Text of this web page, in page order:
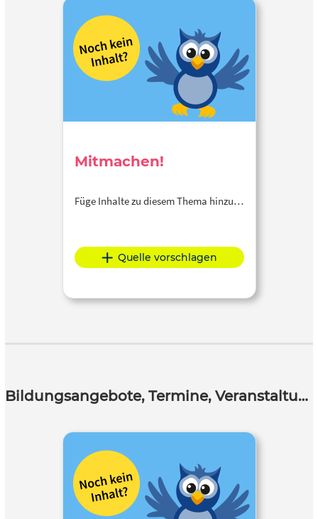
Mitmachen!
Füge Inhalte zu diesem Thema hinzu…
Quelle vorschlagen
Bildungsangebote, Termine, Veranstaltungen